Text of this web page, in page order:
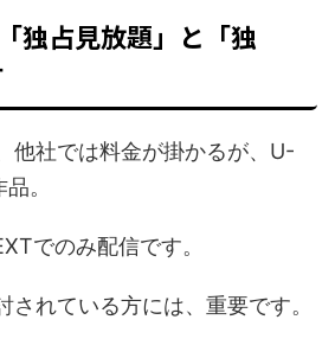
独占見放題」と「独
他社では料金が掛かるが、U-
。
でのみ配信です。
されている方には、重要です。